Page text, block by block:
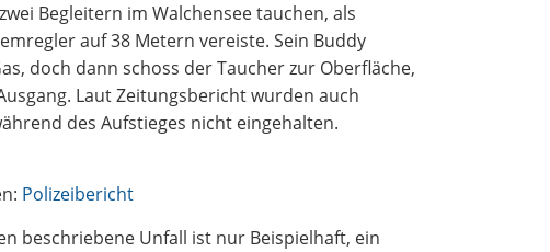
Begleitern im Walchensee tauchen, als
auf 38 Metern vereiste. Sein Buddy
doch dann schoss der Taucher zur Oberfläche,
Laut Zeitungsbericht wurden auch
des Aufstieges nicht eingehalten.
Polizeibericht
beschriebene Unfall ist nur Beispielhaft, ein